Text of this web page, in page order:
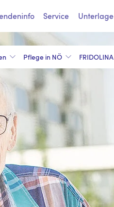
Service
Pflege in NÖ FRIDOLINA